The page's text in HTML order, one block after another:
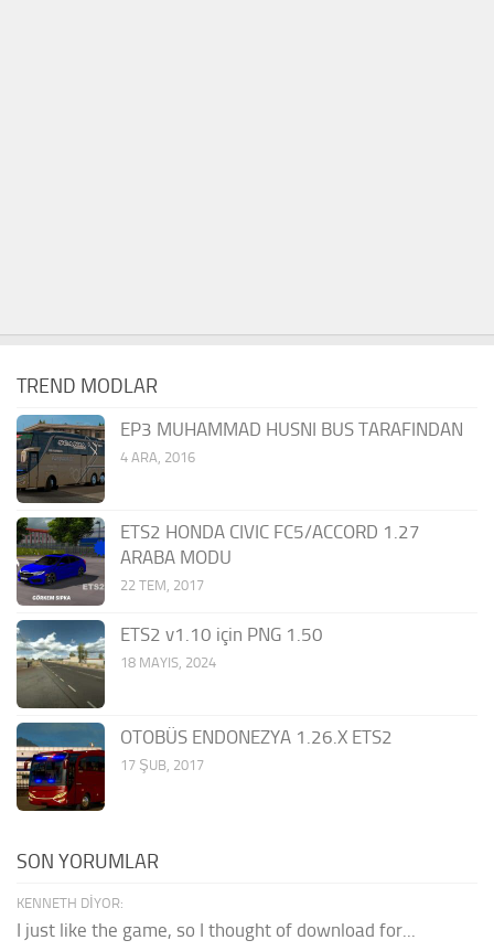
TREND MODLAR
EP3 MUHAMMAD HUSNI BUS TARAFINDAN
4 ARA, 2016
ETS2 HONDA CIVIC FC5/ACCORD 1.27
ARABA MODU
22 TEM, 2017
ETS2 v1.10 için PNG 1.50
18 MAYIS, 2024
OTOBÜS ENDONEZYA 1.26.X ETS2
17 ŞUB, 2017
SON YORUMLAR
KENNETH DIYOR:
I just like the game, so I thought of download for...